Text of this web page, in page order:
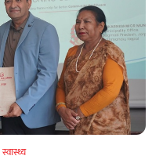
स्वास्थ्य